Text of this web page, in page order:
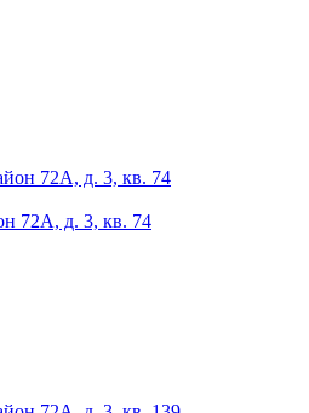
72А, д. 3, кв. 74